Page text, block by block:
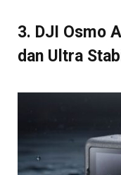
3. DJI Osmo
dan Ultra